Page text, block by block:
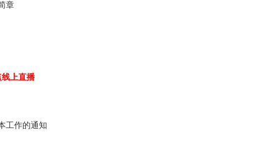
章
线上直播
工作的通知